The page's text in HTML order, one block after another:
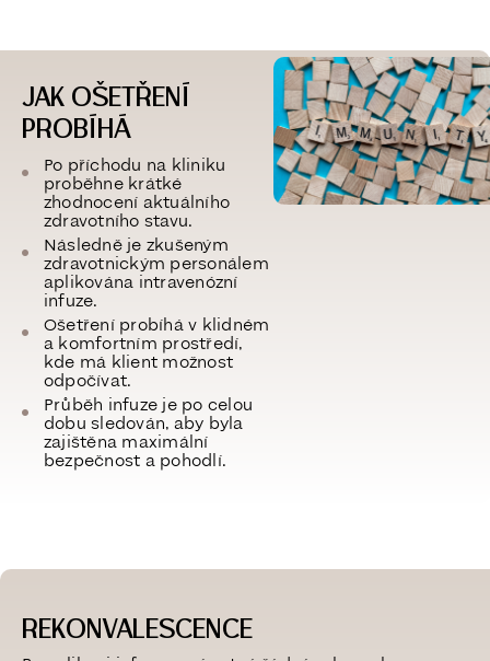
JAK OŠETŘENÍ
PROBÍHÁ
Po příchodu na kliniku
proběhne krátké
zhodnocení aktuálního
zdravotního stavu.
Následně je zkušeným
zdravotnickým personálem
aplikována intravenózní
infuze.
Ošetření probíhá v klidném
a komfortním prostředí,
kde má klient možnost
odpočívat.
Průběh infuze je po celou
dobu sledován, aby byla
zajištěna maximální
bezpečnost a pohodlí.
REKONVALESCENCE